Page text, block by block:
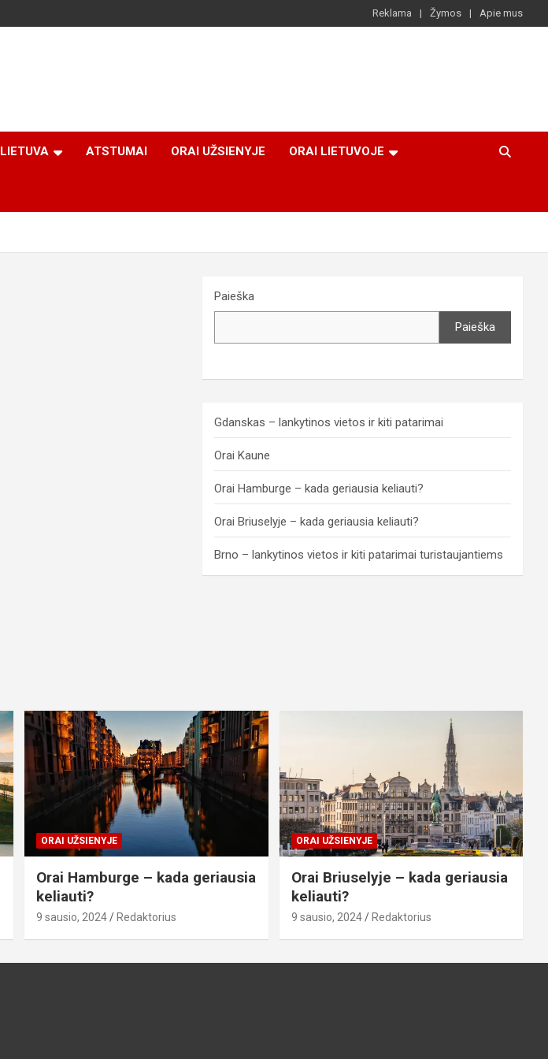
Reklama Žymos Apie mus
LIETUVA ATSTUMAI ORAI UŽSIENYJE ORAI LIETUVOJE
Paieška
Paieška
Gdanskas – lankytinos vietos ir kiti patarimai
Orai Kaune
Orai Hamburge – kada geriausia keliauti?
Orai Briuselyje – kada geriausia keliauti?
Brno – lankytinos vietos ir kiti patarimai turistaujantiems
ORAI UŽSIENYJE
Orai Hamburge – kada geriausia
keliauti?
9 sausio, 2024 Redaktorius
ORAI UŽSIENYJE
Orai Briuselyje – kada geriausia
keliauti?
9 sausio, 2024 Redaktorius